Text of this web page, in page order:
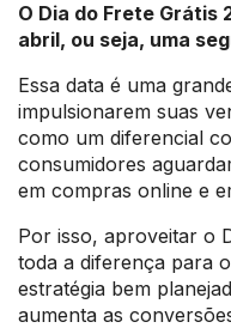
O Dia do Frete Grátis
abril, ou seja, uma
Essa data é uma
impulsionarem suas
como um diferencial
consumidores
em compras online e
Por isso, aproveitar o
toda a diferença para
estratégia bem
aumenta as